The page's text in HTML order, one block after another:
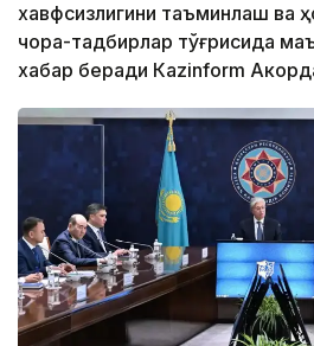
хавфсизлигини таъминлаш ва
чора-тадбирлар тўғрисида
хабар беради Каzinform